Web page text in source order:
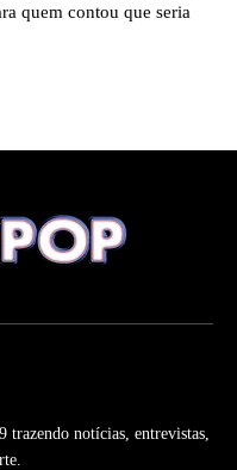
quem contou que seria
trazendo notícias, entrevistas,